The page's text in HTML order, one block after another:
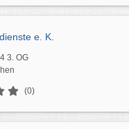
e. K.
3. OG
(0)